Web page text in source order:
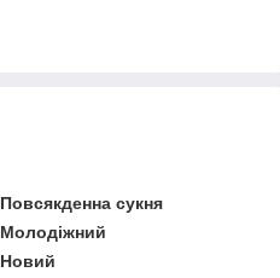
Повсякденна сукня
Молодіжний
Новий